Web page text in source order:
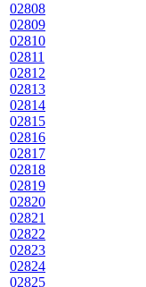
02808
02809
02810
02811
02812
02813
02814
02815
02816
02817
02818
02819
02820
02821
02822
02823
02824
02825